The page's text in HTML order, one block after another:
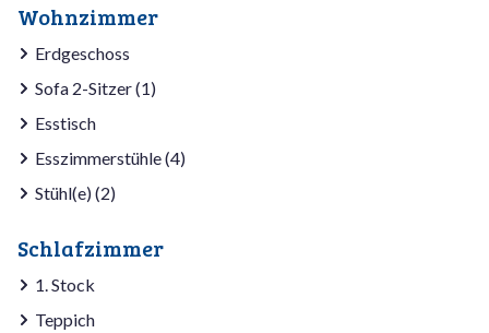
Wohnzimmer
Erdgeschoss
Sofa 2-Sitzer (1)
Esstisch
Esszimmerstühle (4)
Stühl(e) (2)
Schlafzimmer
1. Stock
Teppich